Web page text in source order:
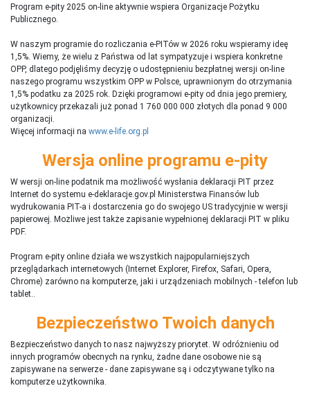
Program e-pity 2025 on-line aktywnie wspiera Organizacje Pożytku
Publicznego.
W naszym programie do rozliczania e-PITów w 2026 roku wspieramy ideę
1,5%. Wiemy, że wielu z Państwa od lat sympatyzuje i wspiera konkretne
OPP, dlatego podjęliśmy decyzję o udostępnieniu bezpłatnej wersji on-line
naszego programu wszystkim OPP w Polsce, uprawnionym do otrzymania
1,5% podatku za 2025 rok. Dzięki programowi e-pity od dnia jego premiery,
użytkownicy przekazali już ponad 1 760 000 000 złotych dla ponad 9 000
organizacji.
Więcej informacji na www.e-life.org.pl
Wersja online programu e-pity
W wersji on-line podatnik ma możliwość wysłania deklaracji PIT przez
Internet do systemu e-deklaracje.gov.pl Ministerstwa Finansów lub
wydrukowania PIT-a i dostarczenia go do swojego US tradycyjnie w wersji
papierowej. Możliwe jest także zapisanie wypełnionej deklaracji PIT w pliku
PDF.
Program e-pity online działa we wszystkich najpopularniejszych
przeglądarkach internetowych (Internet Explorer, Firefox, Safari, Opera,
Chrome) zarówno na komputerze, jaki i urządzeniach mobilnych - telefon lub
tablet..
Bezpieczeństwo Twoich danych
Bezpieczeństwo danych to nasz najwyższy priorytet. W odróżnieniu od
innych programów obecnych na rynku, żadne dane osobowe nie są
zapisywane na serwerze - dane zapisywane są i odczytywane tylko na
komputerze użytkownika.